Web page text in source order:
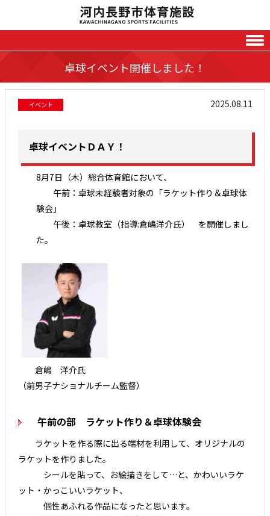
卓球イベント開催しました！
イベント 2025.08.11
卓球イベントＤＡＹ！
8月7日（木）総合体育館において、
午前：卓球未経験者対象の「ラケット作り＆卓球体
験会」
午後：卓球教室（指導:倉嶋洋介氏） を開催しまし
た。
倉嶋 洋介氏
（前男子ナショナルチーム監督）
午前の部 ラケット作り＆卓球体験会
ラケットを作る際に出る端材を利用して、オリジナルの
ラケットを作りました。
シールを貼って、お絵描きをして…と、かわいいラケ
ット・かっこいいラケット、
個性あふれる作品になったと思います。